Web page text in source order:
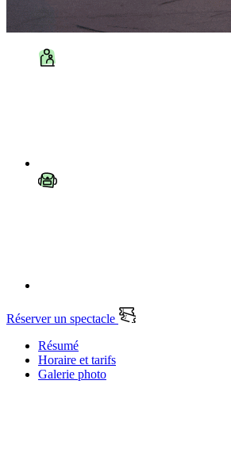
Réserver un spectacle
Résumé
Horaire et tarifs
Galerie photo